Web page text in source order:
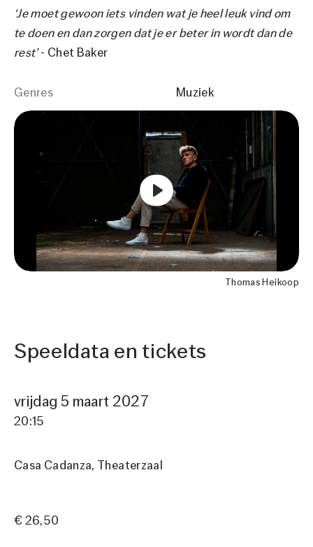
‘Je moet gewoon iets vinden wat je heel leuk vind om
te doen en dan zorgen dat je er beter in wordt dan de
rest’- Chet Baker
Genres Muziek
Thomas Heikoop
Speeldata en tickets
vrijdag 5 maart 2027
20:15
Casa Cadanza Theaterzaal
€ 26,50